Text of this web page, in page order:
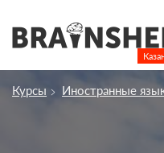
Курсы Иностранные